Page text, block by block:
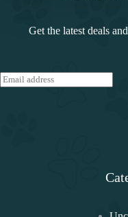
Get the latest deals
E
m